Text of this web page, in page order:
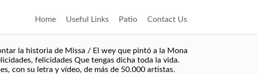
Home Useful Links Patio Contact Us
la historia de Missa / El wey que pintó a la Mona
felicidades Que tengas dicha toda la vida.
con su letra y vídeo, de más de 50.000 artistas.